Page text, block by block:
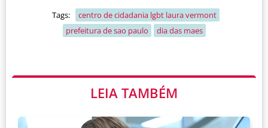
Tags:
centro de cidadania lgbt laura vermont
prefeitura de sao paulo
dia das maes
LEIA TAMBÉM